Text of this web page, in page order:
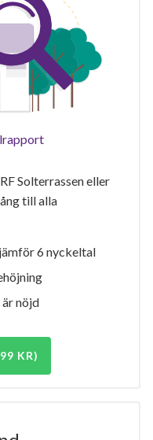
Solterrassen eller
till alla
6 nyckeltal
nöjd
KR)